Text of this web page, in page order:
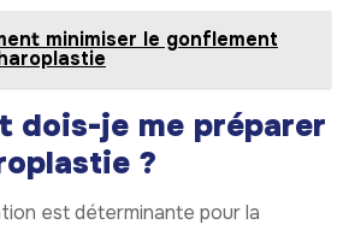
minimiser le gonflement
dois-je me préparer
?
est déterminante pour la